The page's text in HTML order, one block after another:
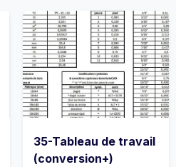
35-Tableau de travail
(conversion+)